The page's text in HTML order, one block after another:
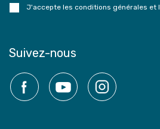
J'accepte les conditions générales et
Suivez-nous
Facebook YouTube